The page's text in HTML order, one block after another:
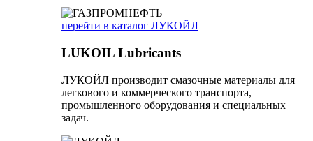
перейти в каталог ЛУКОЙЛ
LUKOIL Lubricants
ЛУКОЙЛ производит смазочные материалы для
легкового и коммерческого транспорта,
промышленного оборудования и специальных
задач.